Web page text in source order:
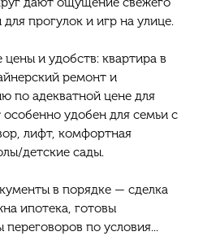
прогулок и игр на улице.
и удобств: квартира в
ремонт и
по адекватной цене для
удобен для семьи с
лифт, комфортная
детские сады.
в порядке — сделка
ипотека, готовы
по условия...